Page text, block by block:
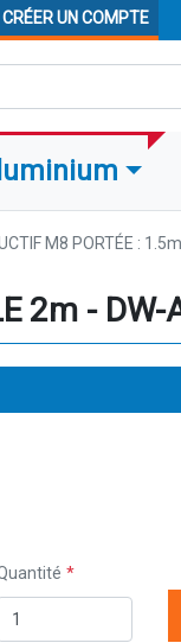
CRÉER UN COMPTE
M8 PORTÉE :
2m -